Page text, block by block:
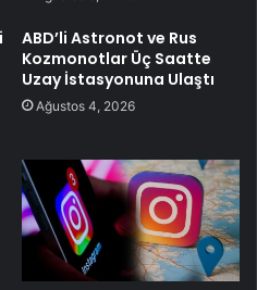
ABD’li Astronot ve Rus
Kozmonotlar Üç Saatte
Uzay İstasyonuna Ulaştı
Ağustos 4, 2026